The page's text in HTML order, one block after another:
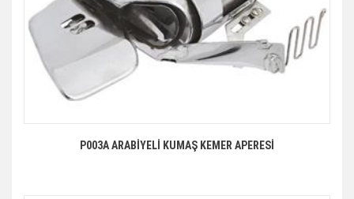
P003A ARABİYELİ KUMAŞ KEMER APERESİ